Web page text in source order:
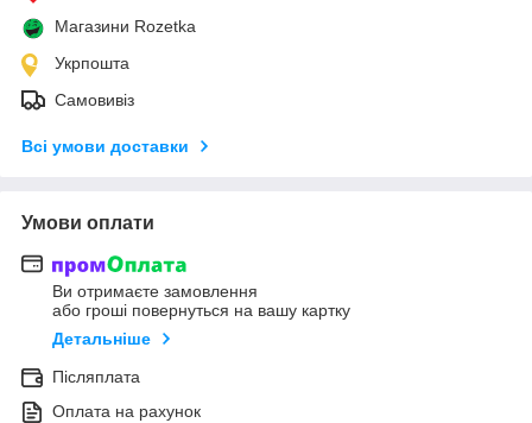
Магазини Rozetka
Укрпошта
Самовивіз
Всі умови доставки
Умови оплати
Ви отримаєте замовлення
або гроші повернуться на вашу картку
Детальніше
Післяплата
Оплата на рахунок